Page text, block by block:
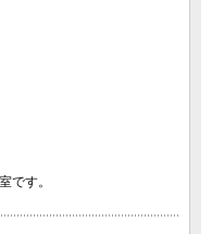
です。